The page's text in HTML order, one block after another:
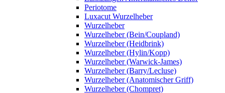
Periotome
Luxacut Wurzelheber
Wurzelheber
Wurzelheber (Bein/Coupland)
Wurzelheber (Heidbrink)
Wurzelheber (Hylin/Kopp)
Wurzelheber (Warwick-James)
Wurzelheber (Barry/Lecluse)
Wurzelheber (Anatomischer Griff)
Wurzelheber (Chompret)